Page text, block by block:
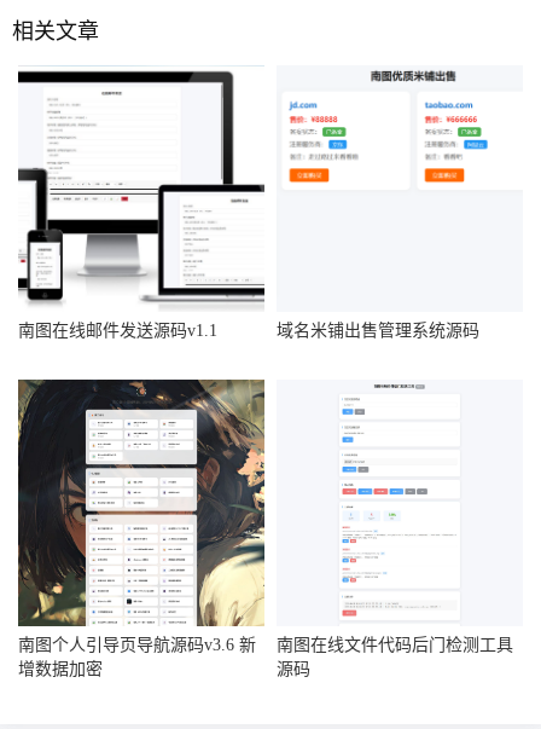
相关文章
南图在线邮件发送源码v1.1 域名米铺出售管理系统源码
南图个人引导页导航源码v3.6 新
增数据加密
南图在线文件代码后门检测工具
源码